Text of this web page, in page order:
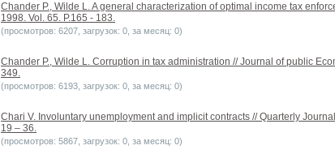
Chander P., Wilde L. A general characterization of optimal income tax
1998. Vol. 65. P.165 - 183.
(просмотров: 6207, загрузок: 0, за месяц: 0)
Chander P., Wilde L. Corruption in tax administration // Journal of public
349.
(просмотров: 6193, загрузок: 0, за месяц: 0)
Chari V. Involuntary unemployment and implicit contracts // Quarterly
19 – 36.
(просмотров: 5867, загрузок: 0, за месяц: 0)